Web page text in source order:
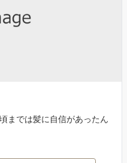
までは髪に自信があったん